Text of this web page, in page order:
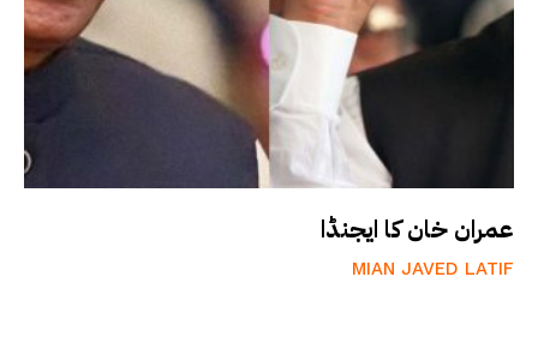
عمران خان کا ایجنڈا
MIAN JAVED LATIF